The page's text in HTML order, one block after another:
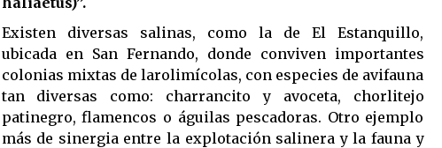
Existen diversas salinas, como la de El Estanquillo,
ubicada en San Fernando, donde conviven importantes
colonias mixtas de larolimícolas, con especies de avifauna
tan diversas como: charrancito y avoceta, chorlitejo
patinegro, flamencos o águilas pescadoras. Otro ejemplo
más de sinergia entre la explotación salinera y la fauna y